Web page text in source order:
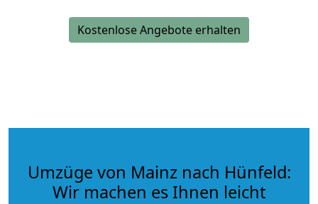
Kostenlose Angebote erhalten
Umzüge von Mainz nach Hünfeld:
Wir machen es Ihnen leicht